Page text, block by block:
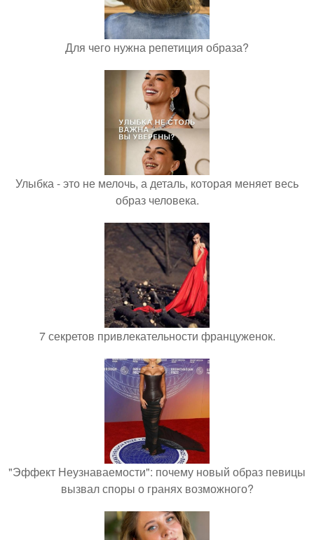
Для чего нужна репетиция образа?
Улыбка - это не мелочь, а деталь, которая меняет весь
образ человека.
7 секретов привлекательности француженок.
"Эффект Неузнаваемости": почему новый образ певицы
вызвал споры о гранях возможного?